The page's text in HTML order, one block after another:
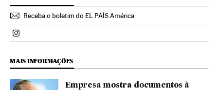
Receba o boletim do EL PAÍS América
Politica El País Brasil en Instagram
MAIS INFORMAÇÕES
Empresa mostra documentos à